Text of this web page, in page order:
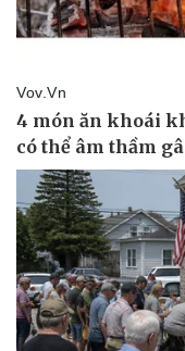
Pháp luật
Tin nóng
Tư vấn luật